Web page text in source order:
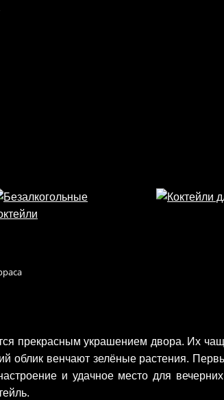
прекрасным украшением двора. Их
облик венчают зелёные растения.
и удачное место для